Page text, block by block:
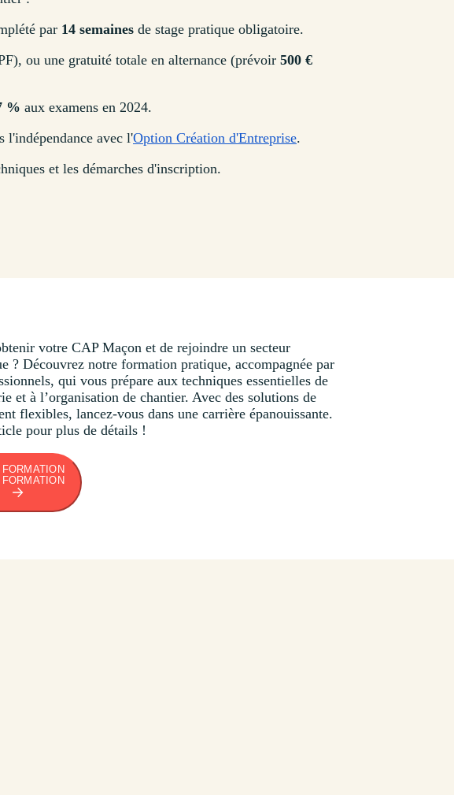
par 14 semaines de stage pratique obligatoire.
ou une gratuité totale en alternance (prévoir 500 €
% aux examens en 2024.
l'indépendance avec l'Option Création d'Entreprise.
et les démarches d'inscription.
votre CAP Maçon et de rejoindre un secteur
? Découvrez notre formation pratique, accompagnée par
qui vous prépare aux techniques essentielles de
et à l’organisation de chantier. Avec des solutions de
flexibles, lancez-vous dans une carrière épanouissante.
pour plus de détails !
FORMATION
FORMATION